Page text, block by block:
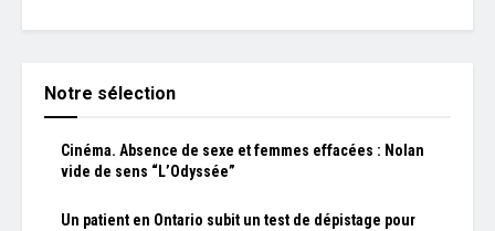
Notre sélection
Cinéma. Absence de sexe et femmes effacées : Nolan
vide de sens “L’Odyssée”
Un patient en Ontario subit un test de dépistage pour